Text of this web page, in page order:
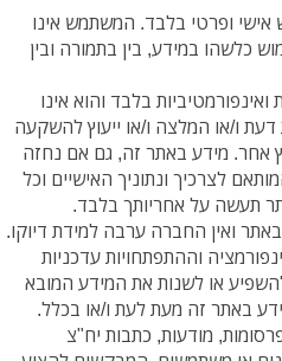
אישי ופרטי בלבד. המשתמש אינו
כלשהו במידע, בין בתמורה ובין
ואינפורמטיביות בלבד והוא אינו
דעת ו/או המלצה ו/או ייעוץ להשקעה
אחר. מידע באתר זה, גם אם נחזה
לצרכיך ונתוניך האישיים וכל
תעשה על אחריותך בלבד.
באתר ואין החברה ערבה למידת דיוקו.
וההתפתחויות עדכניות
או לשנות את המידע המובא
באתר זה מעת לעת ו/או בכלל.
פרסומות, מודעות, כתבות יח"צ